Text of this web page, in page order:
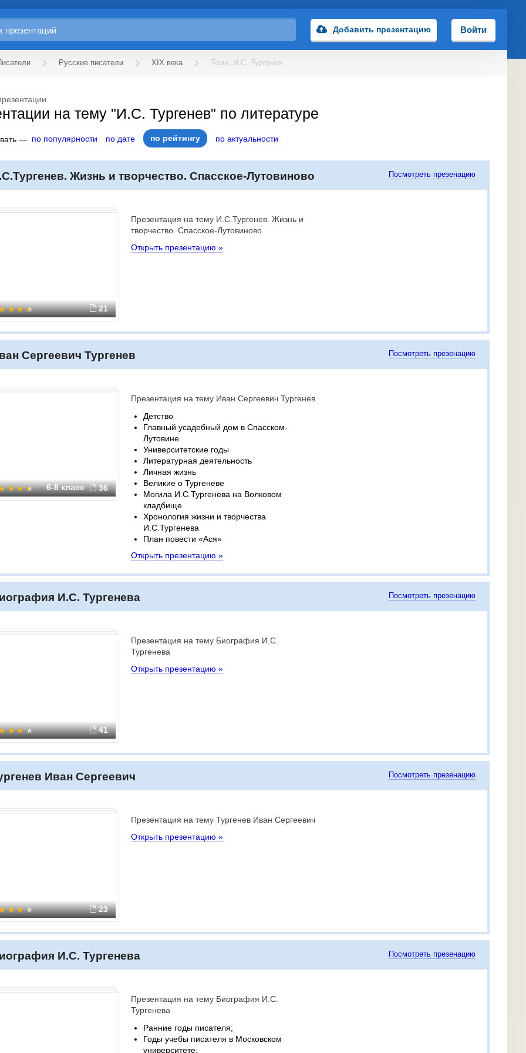
Добавить презентацию Войти
Русские писатели XIX века Тема: И.С. Тургенев
на тему "И.С. Тургенев" по литературе
— по популярности по дате по рейтингу по актуальности
Жизнь и творчество. Спасское-Лутовиново Посмотреть презенацию
21
Презентация на тему И.С.Тургенев. Жизнь и
творчество. Спасское-Лутовиново
Открыть презентацию »
Сергеевич Тургенев Посмотреть презенацию
6-8 класс 36
Презентация на тему Иван Сергеевич Тургенев
Детство
Главный усадебный дом в Спасском-
Лутовине
Университетские годы
Литературная деятельность
Личная жизнь
Великие о Тургеневе
Могила И.С.Тургенева на Волковом
кладбище
Хронология жизни и творчества
И.С.Тургенева
План повести «Ася»
Открыть презентацию »
И.С. Тургенева Посмотреть презенацию
41
Презентация на тему Биография И.С.
Тургенева
Открыть презентацию »
Иван Сергеевич Посмотреть презенацию
23
Презентация на тему Тургенев Иван Сергеевич
Открыть презентацию »
И.С. Тургенева Посмотреть презенацию
Презентация на тему Биография И.С.
Тургенева
Ранние годы писателя;
Годы учебы писателя в Московском
университете;